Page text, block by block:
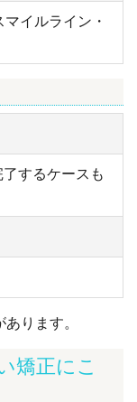
イルライン・
するケースも
ります。
矯正にこ